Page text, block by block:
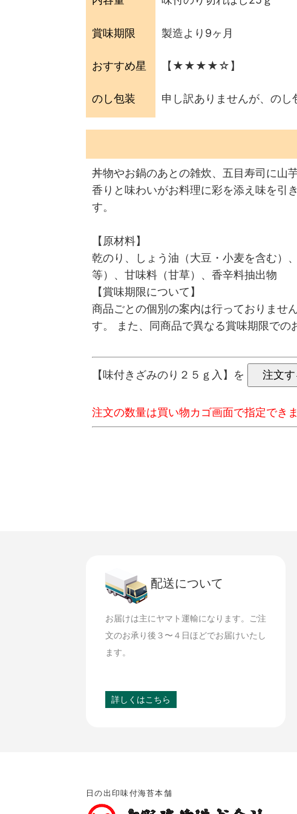
賞味期限 製造より9ヶ月
おすすめ星 【★★★★☆】
のし包装 申し訳ありませんが、のし
丼物やお鍋のあとの雑炊、五目寿司に山
香りと味わいがお料理に彩を添え味を引
す。
【原材料】
乾のり、しょう油（大豆・小麦を含む）
等）、甘味料（甘草）、香辛料抽出物
【賞味期限について】
商品ごとの個別の案内は行っておりませ
す。 また、同商品で異なる賞味期限での
【味付きざみのり２５ｇ入】を
注文の数量は買い物カゴ画面で指定できま
配送について
お届けは主にヤマト運輸になります。ご注
文のお承り後３〜４日ほどでお届けいたし
ます。
詳しくはこちら
日の出印味付海苔本舗